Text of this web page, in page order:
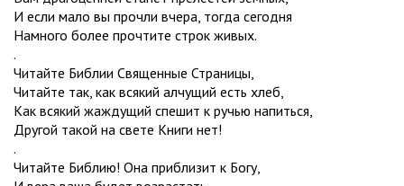
И если мало вы прочли вчера, тогда сегодня
Намного более прочтите строк живых.
.
Читайте Библии Священные Страницы,
Читайте так, как всякий алчущий есть хлеб,
Как всякий жаждущий спешит к ручью напиться,
Другой такой на свете Книги нет!
.
Читайте Библию! Она приблизит к Богу,